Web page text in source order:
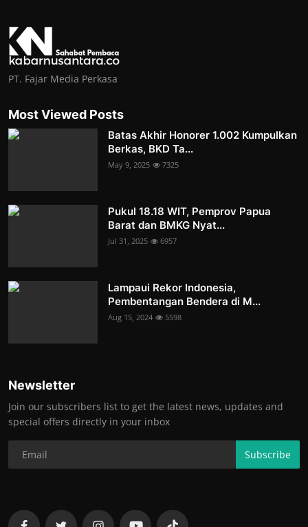
PT. Fajar Media Perkasa
Most Viewed Posts
Batas Akhir Honorer 1.002 Kumpulkan
Berkas, BKD Ta...
May 9, 2025 7325
Pukul 18.18 WIT, Pemprov Papua
Barat dan BMKG Nyat...
Jul 31, 2025 6957
Lampaui Rekor Indonesia,
Pembentangan Bendera di M...
Aug 15, 2024 5598
Newsletter
Join our subscribers list to get the latest news, updates and
special offers directly in your inbox
Subscribe